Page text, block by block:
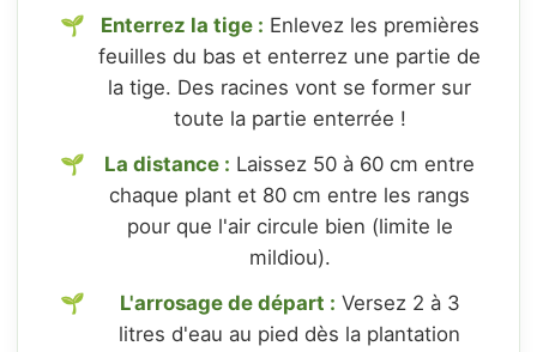
Enterrez la tige : Enlevez les premières
feuilles du bas et enterrez une partie de
la tige. Des racines vont se former sur
toute la partie enterrée !
La distance : Laissez 50 à 60 cm entre
chaque plant et 80 cm entre les rangs
pour que l'air circule bien (limite le
mildiou).
L'arrosage de départ : Versez 2 à 3
litres d'eau au pied dès la plantation